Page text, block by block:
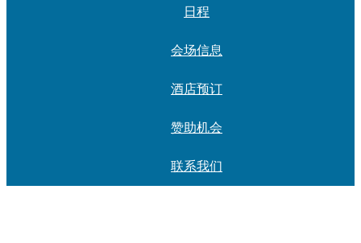
日程
会场信息
酒店预订
赞助机会
联系我们